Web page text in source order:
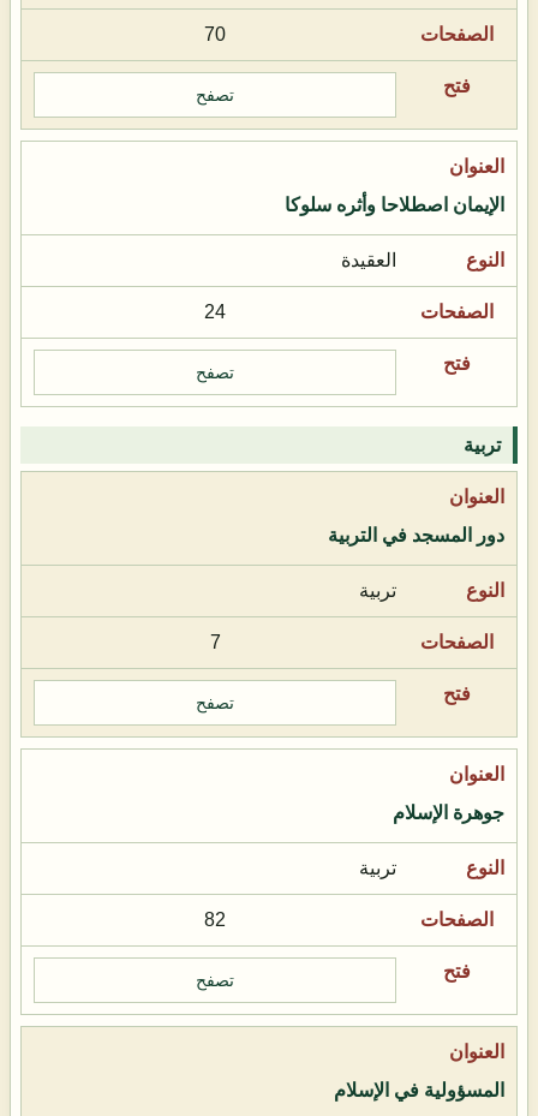
70
تصفح
الإيمان اصطلاحا وأثره سلوكا
العقيدة
24
تصفح
تربية
دور المسجد في التربية
تربية
7
تصفح
جوهرة الإسلام
تربية
82
تصفح
المسؤولية في الإسلام